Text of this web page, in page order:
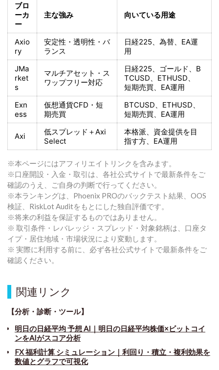
ブロ
ーカ
ー
主な強み 向いている用途
Axio
ry
安定性・透明性・バ
ランス
日経225、為替、EA運
用
JMa
rket
s
マルチアセット・ス
ワップフリー対応
日経225、ゴールド、 B
TCUSD、ETHUSD、
短期売買、EA運用
Exn
ess
仮想通貨CFD・短
期売買
BTCUSD、ETHUSD、
短期売買、EA運用
Axi 低スプレッド＋Axi
Select
本格派、資金提供を目
指す方、EA運用
※本ページにはアフィリエイトリンクを含みます。
※口座開設・入金・取引は、各社公式サイトで最新条件をご
確認のうえ、ご自身の判断で行ってください。
※本ランキングは、Phoenix PROのバックテスト結果、OOS
検証、RiskLot Auditをもとにした独自評価です。
※将来の利益を保証するものではありません。
※ 取引条件・レバレッジ・スプレッド・対象銘柄は、口座タ
イプ・居住地域・市場状況により変動します。
※ 実際に利用する前に、必ず各社公式サイトで最新条件をご
確認ください。
関連リンク
【分析・診断・ツール】
明日の日経平均 予想 AI｜明日の日経平均株価×ビットコイ
ンをAIがスコア分析
FX 福利計算 シミュレーション｜利回り・積立・複利効果を
数値とグラフで可視化